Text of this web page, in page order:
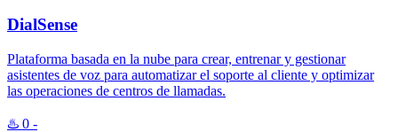
DialSense
Plataforma basada en la nube para crear, entrenar y gestionar
asistentes de voz para automatizar el soporte al cliente y optimizar
las operaciones de centros de llamadas.
♨️ 0 -